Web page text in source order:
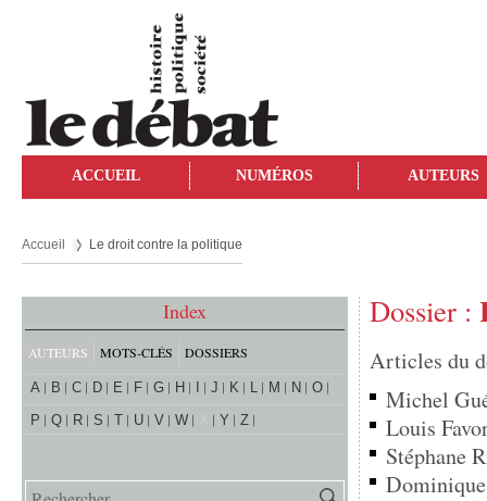
ACCUEIL NUMÉROS AUTEURS
Accueil Le droit contre la politique
Index
AUTEURS MOTS-CLÉS DOSSIERS
A B C D E F G H J K L M N
O
P
Q R S T U V W Y Z
Dossier :
Articles du
Michel
Louis
Stéphane